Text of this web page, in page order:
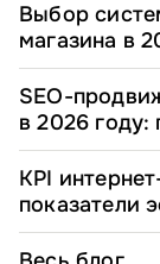
Выбор
магазина в
для e-
SEO-
в 2026 году:
KPI
показатели
расчета